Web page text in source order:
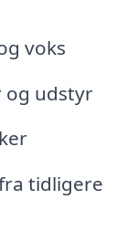
voks
og udstyr
tidligere